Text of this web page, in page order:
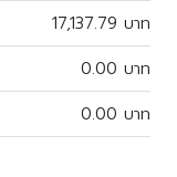
17,137.79 บาท
0.00 บาท
0.00 บาท